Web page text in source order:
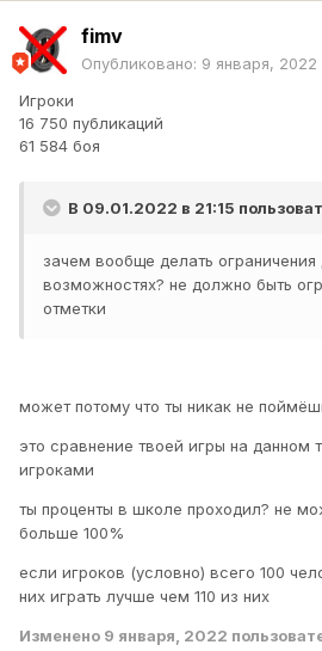
fimv
Опубликовано: 9 января, 2022
Игроки
16 750 публикаций
61 584 боя
В 09.01.2022 в 21:15
зачем вообще делать ограничения
возможностях? не должно быть
отметки
может потому что ты никак не
это сравнение твоей игры на данном
игроками
ты проценты в школе проходил? не
больше 100%
если игроков (условно) всего 100
них играть лучше чем 110 из них
Изменено 9 января, 2022